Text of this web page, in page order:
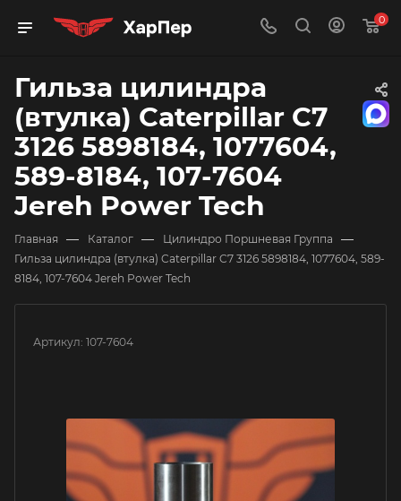
0
Гильза цилиндра
(втулка) Caterpillar C7
3126 5898184, 1077604,
589-8184, 107-7604
Jereh Power Tech
Главная — Каталог — Цилиндро Поршневая Группа —
Гильза цилиндра (втулка) Caterpillar C7 3126 5898184, 1077604, 589-
8184, 107-7604 Jereh Power Tech
Артикул: 107-7604